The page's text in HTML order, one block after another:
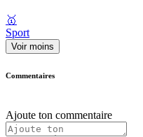
🥇
Sport
Voir moins
Commentaires
Ajoute ton commentaire